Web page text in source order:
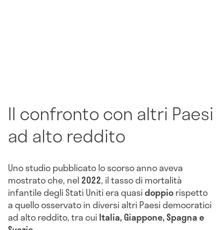
Il confronto con altri Paesi
ad alto reddito
Uno studio pubblicato lo scorso anno aveva
mostrato che, nel 2022, il tasso di mortalità
infantile degli Stati Uniti era quasidoppiorispetto
a quello osservato in diversi altri Paesi democratici
ad alto reddito, tra cui Italia, Giappone, Spagna e